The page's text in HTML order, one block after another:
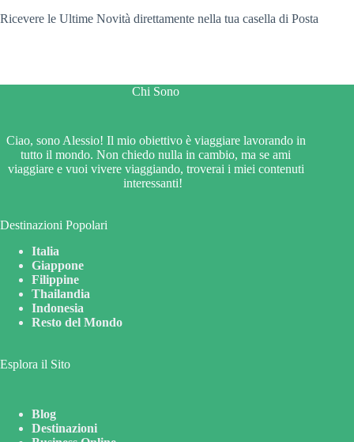
i
l
Ricevere le Ultime Novità direttamente nella tua casella di Posta
Chi Sono
Ciao, sono Alessio! Il mio obiettivo è viaggiare lavorando in
tutto il mondo. Non chiedo nulla in cambio, ma se ami
viaggiare e vuoi vivere viaggiando, troverai i miei contenuti
interessanti!
Destinazioni Popolari
Italia
Giappone
Filippine
Thailandia
Indonesia
Resto del Mondo
Esplora il Sito
Blog
Destinazioni